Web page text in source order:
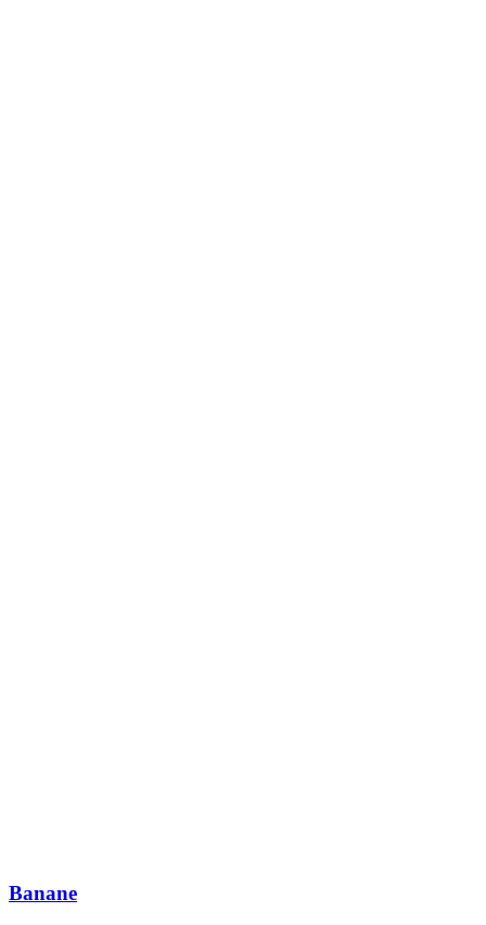
Banane